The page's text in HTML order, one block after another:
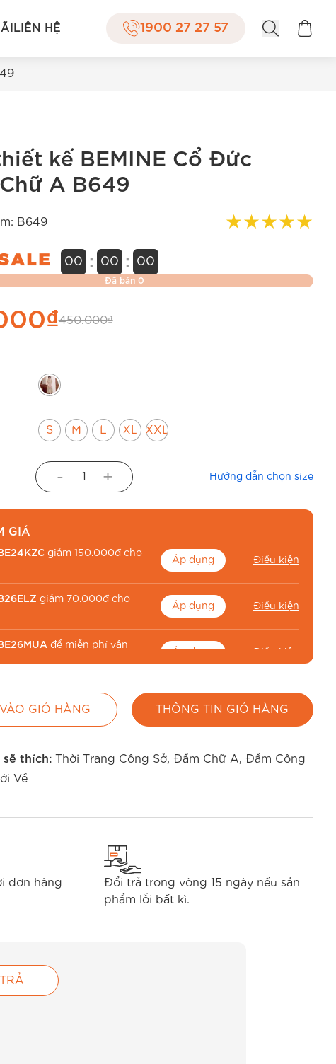
LIÊN HỆ 1900 27 27 57
kế BEMINE Cổ Đức
A B649
B649 ★★★★★
00 : 00 : 00
Đã bán 0
₫450.000₫
S M L XL XXL
- + Hướng dẫn chọn size
GIÁ
giảm 150.000đ cho
Áp dụng Điều kiện
giảm 70.000đ cho
Áp dụng Điều kiện
để miễn phí vận
Áp dụng Điều kiện
GIỎ HÀNG THÔNG TIN GIỎ HÀNG
sẽ thích: Thời Trang Công Sở, Đầm Chữ A, Đầm Công
Về
đơn hàng
Đổi trả trong vòng 15 ngày nếu sản
phẩm lỗi bất kì.